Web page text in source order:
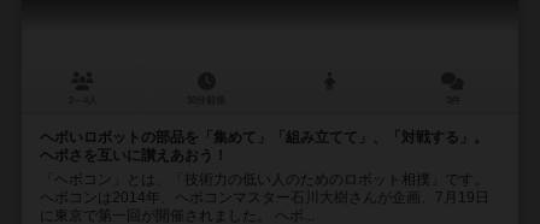
ヘボいロボットの部品を「集めて」「組み立てて」、「対戦する」。
ヘボさを互いに讃えあおう！
「ヘボコン」とは、「技術力の低い人のためのロボット相撲」です。
ヘボコンは2014年、ヘボコンマスター石川大樹さんが企画、7月19日
に東京で第一回が開催されました。 ヘボ...